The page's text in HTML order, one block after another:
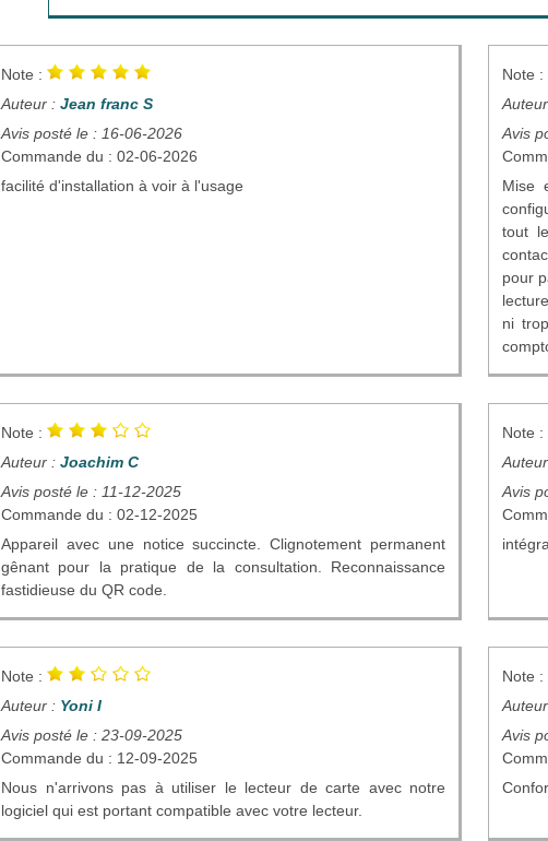
Note :
Auteur : Jean franc S
Avis posté le : 16-06-2026
Commande du : 02-06-2026
facilité d'installation à voir à l'usage
Note :
Avis
Mise
tout
pour
ni
Note :
Auteur : Joachim C
Avis posté le : 11-12-2025
Commande du : 02-12-2025
Appareil avec une notice succincte. Clignotement permanent
gênant pour la pratique de la consultation. Reconnaissance
fastidieuse du QR code.
Note :
Avis
Note :
Auteur : Yoni I
Avis posté le : 23-09-2025
Commande du : 12-09-2025
Nous n'arrivons pas à utiliser le lecteur de carte avec notre
logiciel qui est portant compatible avec votre lecteur.
Note :
Avis